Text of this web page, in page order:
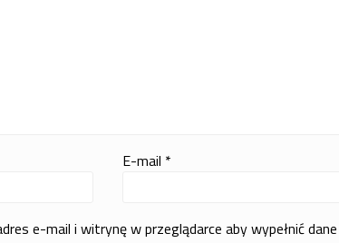
E-mail *
e-mail i witrynę w przeglądarce aby wypełnić